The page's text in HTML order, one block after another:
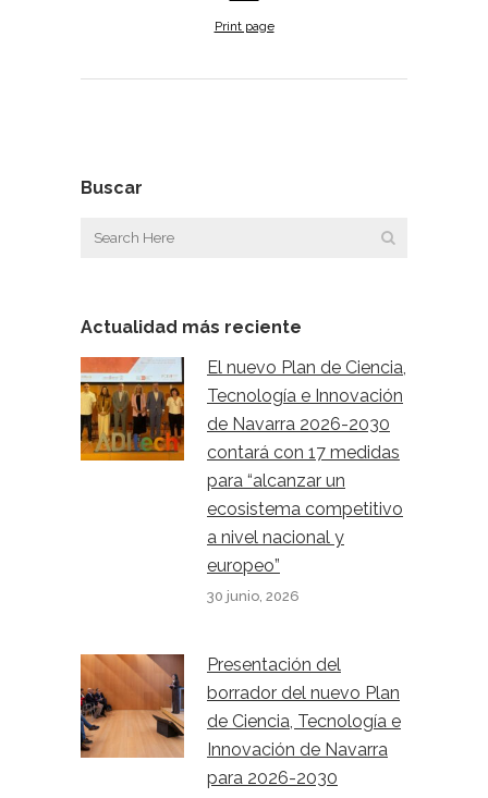
Print page
Buscar
Actualidad más reciente
El nuevo Plan de Ciencia,
Tecnología e Innovación
de Navarra 2026-2030
contará con 17 medidas
para “alcanzar un
ecosistema competitivo
a nivel nacional y
europeo”
30 junio, 2026
Presentación del
borrador del nuevo Plan
de Ciencia, Tecnología e
Innovación de Navarra
para 2026-2030